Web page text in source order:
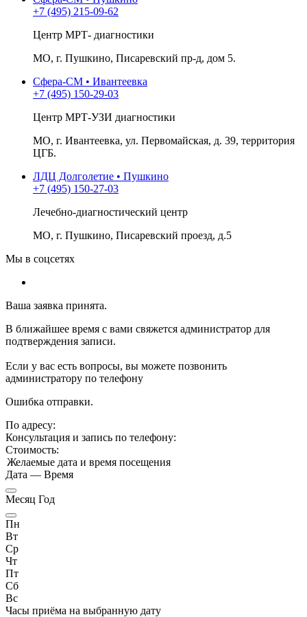
+7 (495) 215-09-62
Центр МРТ- диагностики
МО, г. Пушкино, Писаревский пр-д, дом 5.
Сфера-СМ • Ивантеевка
+7 (495) 150-29-03
Центр МРТ-УЗИ диагностики
МО, г. Ивантеевка, ул. Первомайская, д. 39, территория
ЦГБ.
ЛДЦ Долголетие • Пушкино
+7 (495) 150-27-03
Лечебно-диагностический центр
МО, г. Пушкино, Писаревский проезд, д.5
Мы в соцсетях
Ваша заявка принята.
В ближайшее время с вами свяжется администратор для
подтверждения записи.
Если у вас есть вопросы, вы можете позвонить
администратору по телефону
Ошибка отправки.
По адресу:
Консультация и запись по телефону:
Стоимость:
Желаемые дата и время посещения
Дата — Время
Месяц Год
Пн
Вт
Ср
Чт
Пт
Сб
Вс
Часы приёма на выбранную дату